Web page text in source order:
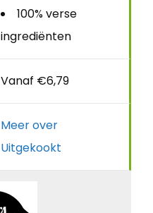
100% verse
ingrediënten
Vanaf €6,79
Meer over
Uitgekookt